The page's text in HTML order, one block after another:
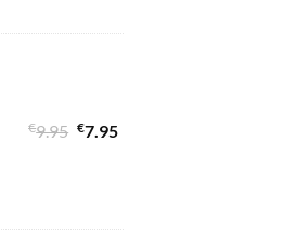
€9.95 Oorspronkelijke
€7.95Huidige